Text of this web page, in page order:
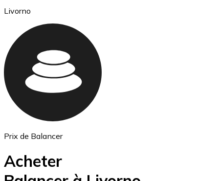
Ethereum
ETH
Livorno
Prix de Balancer
Acheter